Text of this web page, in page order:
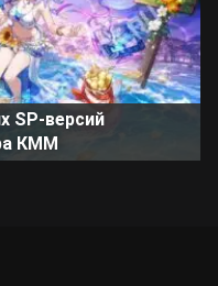
SP-версий
КММ